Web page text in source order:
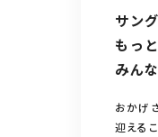
サン
もっ
みん
おかげ
迎える